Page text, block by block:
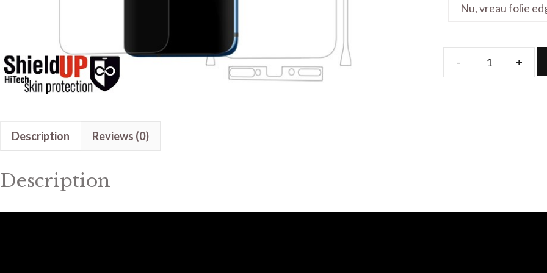
- +
Description Reviews (0)
Description